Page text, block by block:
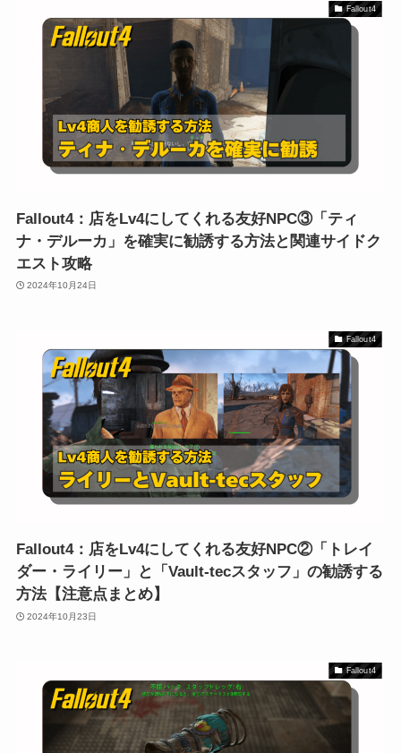
Fallout4
Fallout4：店をLv4にしてくれる友好NPC③「ティ
ナ・デルーカ」を確実に勧誘する方法と関連サイドク
エスト攻略
2024年10月24日
Fallout4
Fallout4：店をLv4にしてくれる友好NPC②「トレイ
ダー・ライリー」と「Vault-tecスタッフ」の勧誘する
方法【注意点まとめ】
2024年10月23日
Fallout4